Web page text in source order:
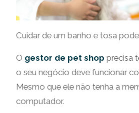
Cuidar de um banho e tosa
O gestor de pet shop precisa
o seu negócio deve funcionar
Mesmo que ele não tenha a
computador.